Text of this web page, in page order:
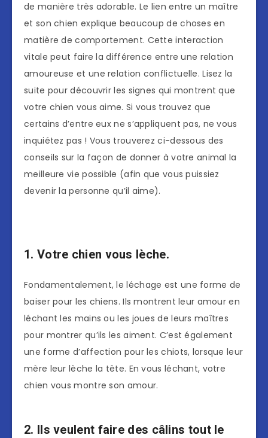
de manière très adorable. Le lien entre un maître
et son chien explique beaucoup de choses en
matière de comportement. Cette interaction
vitale peut faire la différence entre une relation
amoureuse et une relation conflictuelle. Lisez la
suite pour découvrir les signes qui montrent que
votre chien vous aime. Si vous trouvez que
certains d’entre eux ne s’appliquent pas, ne vous
inquiétez pas ! Vous trouverez ci-dessous des
conseils sur la façon de donner à votre animal la
meilleure vie possible (afin que vous puissiez
devenir la personne qu’il aime).
1. Votre chien vous lèche.
Fondamentalement, le léchage est une forme de
baiser pour les chiens. Ils montrent leur amour en
léchant les mains ou les joues de leurs maîtres
pour montrer qu’ils les aiment. C’est également
une forme d’affection pour les chiots, lorsque leur
mère leur lèche la tête. En vous léchant, votre
chien vous montre son amour.
2. Ils veulent faire des câlins tout le